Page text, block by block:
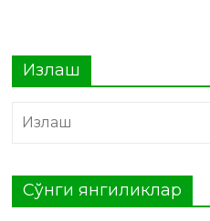
Излаш
Сўнги янгиликлар